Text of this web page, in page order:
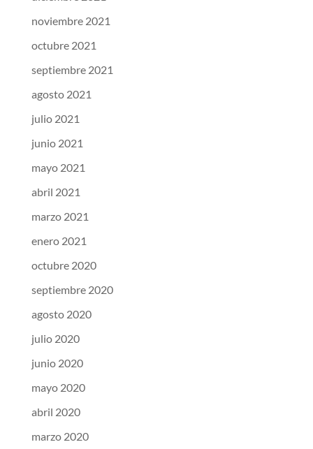
noviembre 2021
octubre 2021
septiembre 2021
agosto 2021
julio 2021
junio 2021
mayo 2021
abril 2021
marzo 2021
enero 2021
octubre 2020
septiembre 2020
agosto 2020
julio 2020
junio 2020
mayo 2020
abril 2020
marzo 2020